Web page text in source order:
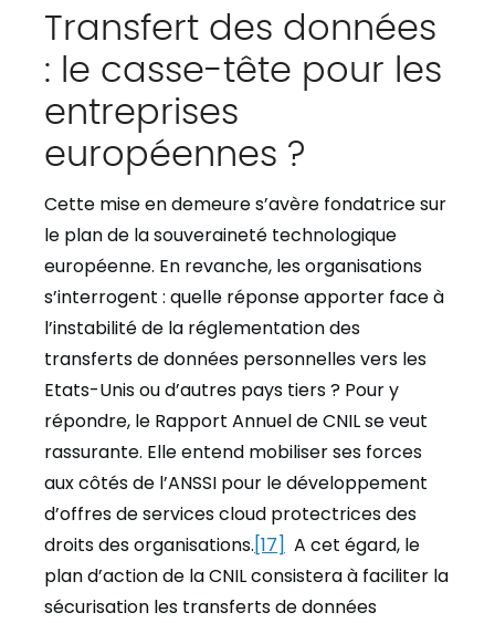
Transfert des données
: le casse-tête pour les
entreprises
européennes ?
Cette mise en demeure s’avère fondatrice sur
le plan de la souveraineté technologique
européenne. En revanche, les organisations
s’interrogent : quelle réponse apporter face à
l’instabilité de la réglementation des
transferts de données personnelles vers les
Etats-Unis ou d’autres pays tiers ? Pour y
répondre, le Rapport Annuel de CNIL se veut
rassurante. Elle entend mobiliser ses forces
aux côtés de l’ANSSI pour le développement
d’offres de services cloud protectrices des
droits des organisations.[17] A cet égard, le
plan d’action de la CNIL consistera à faciliter la
sécurisation les transferts de données